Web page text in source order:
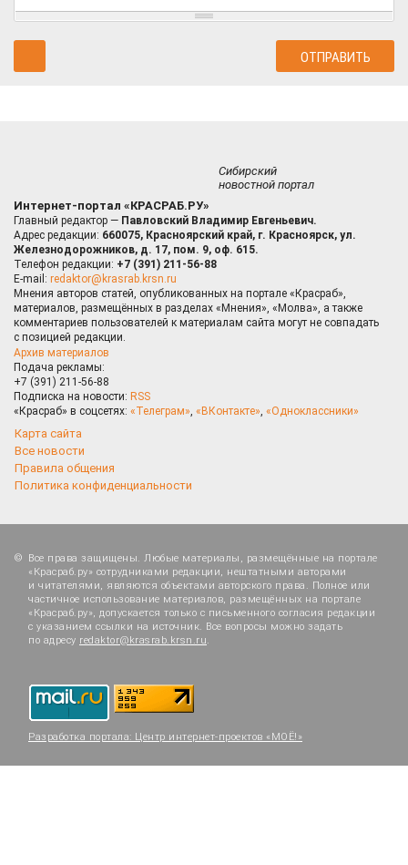
Сибирский
новостной портал
Интернет-портал «КРАСРАБ.РУ»
Главный редактор — Павловский Владимир Евгеньевич.
Адрес редакции: 660075, Красноярский край, г. Красноярск, ул.
Железнодорожников, д. 17, пом. 9, оф. 615.
Телефон редакции: +7 (391) 211-56-88
E-mail: redaktor@krasrab.krsn.ru
Мнения авторов статей, опубликованных на портале «Красраб»,
материалов, размещённых в разделах «Мнения», «Молва», а также
комментариев пользователей к материалам сайта могут не совпадать
с позицией редакции.
Архив материалов
Подача рекламы:
+7 (391) 211-56-88
Подписка на новости: RSS
«Красраб» в соцсетях: «Телеграм», «ВКонтакте», «Одноклассники»
Карта сайта
Все новости
Правила общения
Политика конфиденциальности
Все права защищены. Любые материалы, размещённые на портале
«Красраб.ру» сотрудниками редакции, нештатными авторами
и читателями, являются объектами авторского права. Полное или
частичное использование материалов, размещённых на портале
«Красраб.ру», допускается только с письменного согласия редакции
с указанием ссылки на источник. Все вопросы можно задать
по адресу redaktor@krasrab.krsn.ru.
Разработка портала: Центр интернет-проектов «МОЁ!»